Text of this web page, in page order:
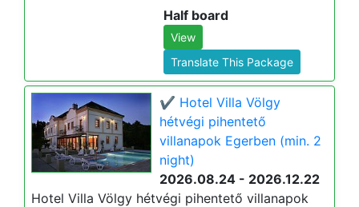
Half board
View
Translate This Package
✔️ Hotel Villa Völgy
hétvégi pihentető
villanapok Egerben (min. 2
night)
2026.08.24 - 2026.12.22
Hotel Villa Völgy hétvégi pihentető villanapok